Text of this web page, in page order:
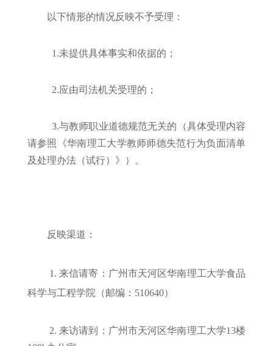
以下情形的情况反映不予受理：
1.未提供具体事实和依据的；
2.应由司法机关受理的；
3.与教师职业道德规范无关的（具体受理内容
请参照《华南理工大学教师师德失范行为负面清单
及处理办法（试行）》）。
反映渠道 ：
1. 来信请寄：广州市天河区华南理工大学食品
科学与工程学院（邮编：510640）
2. 来访请到：广州市天河区华南理工大学13楼